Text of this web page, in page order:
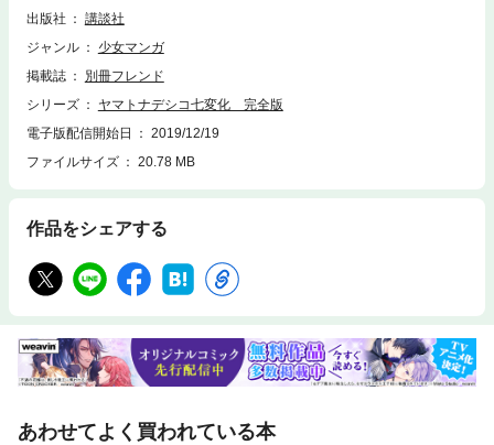
出版社
講談社
ジャンル
少女マンガ
掲載誌
別冊フレンド
シリーズ
ヤマトナデシコ七変化 完全版
電子版配信開始日
2019/12/19
ファイルサイズ
20.78 MB
作品をシェアする
あわせてよく買われている本